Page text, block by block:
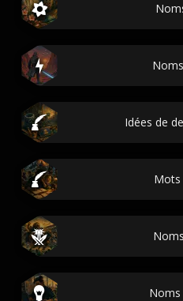
Idées de
Mots
Noms